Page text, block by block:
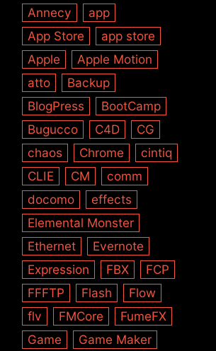
Annecy
app
App Store
app store
Apple
Apple Motion
atto
Backup
BlogPress
BootCamp
Bugucco
C4D
CG
chaos
Chrome
cintiq
CLIE
CM
comm
docomo
effects
Elemental Monster
Ethernet
Evernote
Expression
FBX
FCP
FFFTP
Flash
Flow
flv
FMCore
FumeFX
Game
Game Maker